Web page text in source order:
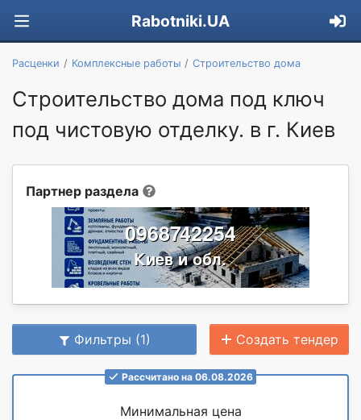
Rabotniki.UA
Расценки Комплексные работы Строительство дома
Строительство дома под ключ
под чистовую отделку. в г. Киев
Партнер раздела
Фильтры (1) Создать тендер
Рассчитано на 06.08.2026
Минимальная цена